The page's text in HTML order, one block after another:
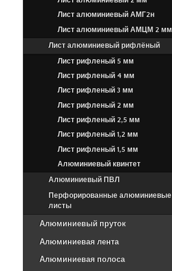
Лист алюминиевый АМГ2н
Лист алюминиевый АМЦМ 2 мм
Лист алюминиевый рифлёный
Лист рифленый 5 мм
Лист рифленый 4 мм
Лист рифленый 3 мм
Лист рифленый 2 мм
Лист рифленый 2,5 мм
Лист рифленый 1,2 мм
Лист рифленый 1,5 мм
Алюминиевый квинтет
Алюминиевый ПВЛ
Перфорированные алюминиевые
листы
Алюминиевый пруток
Алюминиевая лента
Алюминиевая полоса